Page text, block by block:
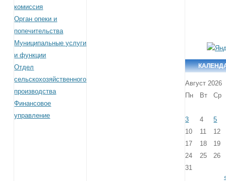
комиссия
Орган опеки и
попечительства
Муниципальные услуги
и функции
Отдел
сельскохозяйственного
производства
Финансовое
управление
Август 2026
Пн
Вт Ср
3 4
5
10
11
12
17
18
19
24
25
26
31